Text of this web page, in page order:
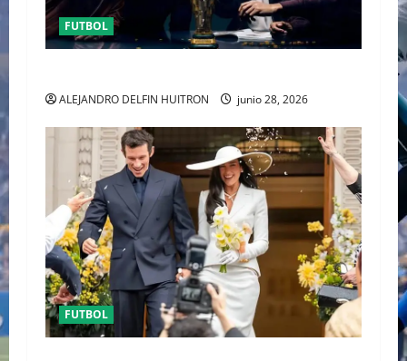
FUTBOL
ALEJANDRO DELFIN HUITRON junio 28, 2026
FUTBOL